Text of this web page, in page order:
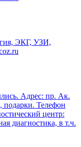
ЭКГ, УЗИ,
Адрес: пр. Ак.
подарки. Телефон
центр:
диагностика, в т.ч.